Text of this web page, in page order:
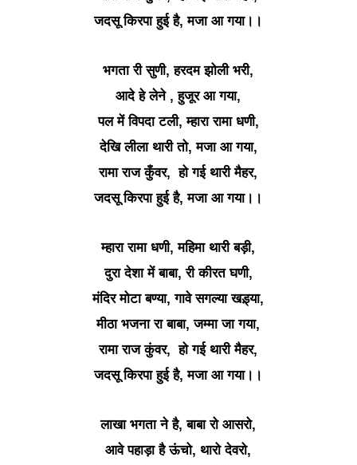
जदसू किरपा हुई है, मजा आ गया।।
भगता री सुणी, हरदम झोली भरी,
आदे हे लेने , हुजूर आ गया,
पल में विपदा टली, म्हारा रामा धणी,
देखि लीला थारी तो, मजा आ गया,
रामा राज कुँवर, हो गई थारी मैहर,
जदसू किरपा हुई है, मजा आ गया।।
म्हारा रामा धणी, महिमा थारी बड़ी,
दुरा देशा में बाबा, री कीरत घणी,
मंदिर मोटा बण्या, गावे सगल्या खड़्या,
मीठा भजना रा बाबा, जम्मा जा गया,
रामा राज कुंवर, हो गई थारी मैहर,
जदसू किरपा हुई है, मजा आ गया।।
लाखा भगता ने है, बाबा रो आसरो,
आवे पहाड़ा है ऊंचो, थारो देवरो,